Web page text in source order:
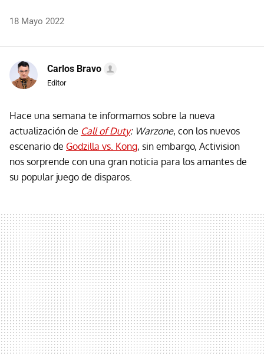
18 Mayo 2022
Carlos Bravo
Editor
Hace una semana te informamos sobre la nueva
actualización de Call of Duty: Warzone, con los nuevos
escenario de Godzilla vs. Kong, sin embargo, Activision
nos sorprende con una gran noticia para los amantes de
su popular juego de disparos.